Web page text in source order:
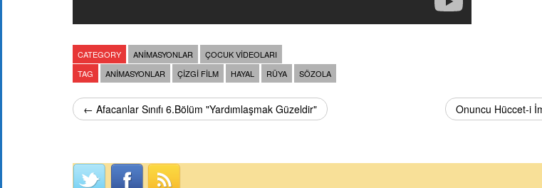
CATEGORY ANIMASYONLAR
ÇOCUK VIDEOLARI
TAG
ANIMASYONLAR ÇIZGI FILM HAYAL RÜYA SÖZOLA
← Afacanlar Sınıfı 6.Bölüm "Yardımlaşmak Güzeldir" Onuncu Hüccet-i